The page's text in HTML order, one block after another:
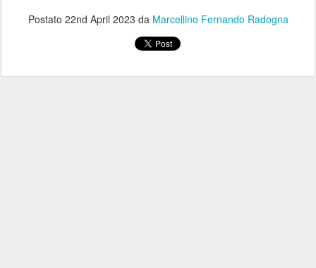
Postato 22nd April 2023 da Marcellino Fernando Radogna